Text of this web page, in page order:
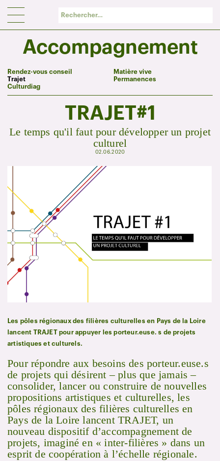
Accompagnement
Rendez-vous conseil
Trajet
Culturdiag
Matière vive
Permanences
TRAJET#1
Le temps qu'il faut pour développer un projet
culturel
02.06.2020
Les pôles régionaux des filières culturelles en Pays de la Loire
lancent TRAJET pour appuyer les porteur.euse. s de projets
artistiques et culturels.
Pour répondre aux besoins des porteur.euse.s
de projets qui désirent – plus que jamais –
consolider, lancer ou construire de nouvelles
propositions artistiques et culturelles, les
pôles régionaux des filières culturelles en
Pays de la Loire lancent TRAJET, un
nouveau dispositif d’accompagnement de
projets, imaginé en « inter-filières » dans un
esprit de coopération à l’échelle régionale.